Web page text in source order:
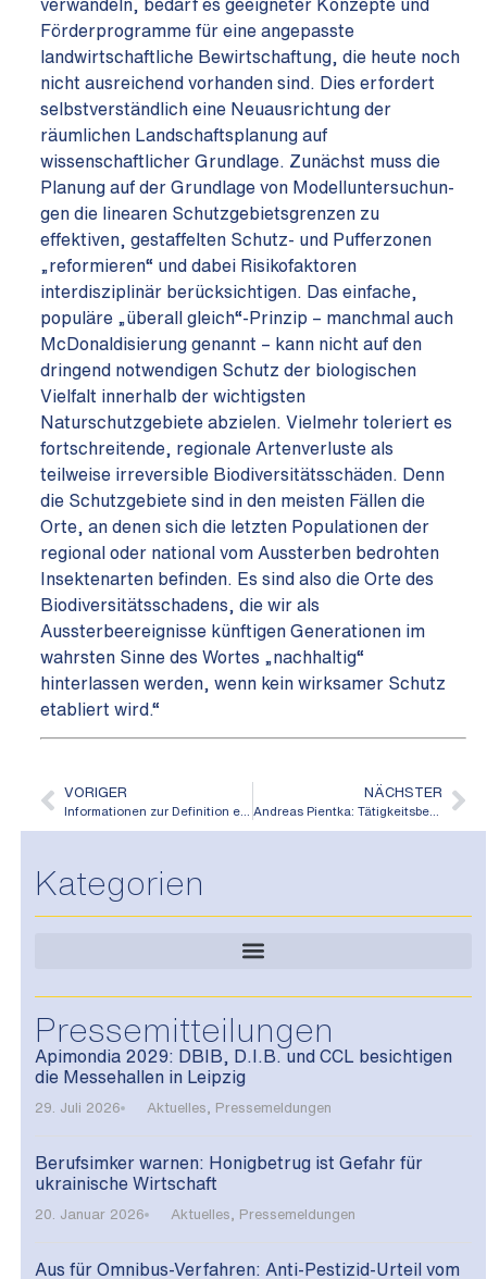
verwandeln, bedarf es geeigneter Konzepte und
Förderprogramme für eine angepasste
landwirtschaftliche Bewirtschaftung, die heute noch
nicht ausreichend vorhanden sind. Dies erfordert
selbstverständlich eine Neuausrichtung der
räumlichen Landschaftsplanung auf
wissenschaftlicher Grundlage. Zunächst muss die
Planung auf der Grundlage von Modelluntersuchun­
gen die linearen Schutzgebietsgrenzen zu
effektiven, gestaffelten Schutz- und Pufferzonen
„reformieren“ und dabei Risikofaktoren
interdisziplinär berücksichtigen. Das einfache,
populäre „überall gleich“-Prinzip – manchmal auch
McDonaldisierung genannt – kann nicht auf den
dringend notwendigen Schutz der biologischen
Vielfalt innerhalb der wichtigsten
Naturschutzgebiete abzielen. Vielmehr toleriert es
fortschreitende, regionale Artenverluste als
teilweise irreversible Biodiversitätsschäden. Denn
die Schutzgebiete sind in den meisten Fällen die
Orte, an denen sich die letzten Populationen der
regional oder national vom Aussterben bedrohten
Insektenarten befinden. Es sind also die Orte des
Biodiversitätsschadens, die wir als
Aussterbeereignisse künftigen Generationen im
wahrsten Sinne des Wortes „nachhaltig“
hinterlassen werden, wenn kein wirksamer Schutz
etabliert wird.“
VORIGER
Informationen zur Definition eines landwirtschaftlichen Betriebes
NÄCHSTER
Kategorien
Pressemitteilungen
Apimondia 2029: DBIB, D.I.B. und CCL besichtigen
die Messehallen in Leipzig
29. Juli 2026 Aktuelles Pressemeldungen
Berufsimker warnen: Honigbetrug ist Gefahr für
ukrainische Wirtschaft
20. Januar 2026 Aktuelles Pressemeldungen
Aus für Omnibus-Verfahren: Anti-Pestizid-Urteil vom